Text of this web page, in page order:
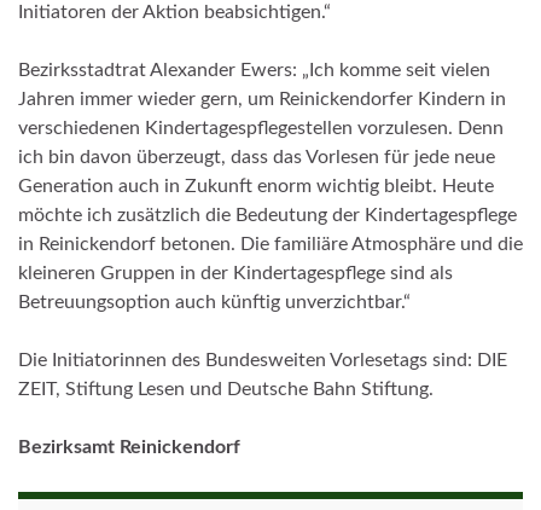
Initiatoren der Aktion beabsichtigen.“
Bezirksstadtrat Alexander Ewers: „Ich komme seit vielen
Jahren immer wieder gern, um Reinickendorfer Kindern in
verschiedenen Kindertagespflegestellen vorzulesen. Denn
ich bin davon überzeugt, dass das Vorlesen für jede neue
Generation auch in Zukunft enorm wichtig bleibt. Heute
möchte ich zusätzlich die Bedeutung der Kindertagespflege
in Reinickendorf betonen. Die familiäre Atmosphäre und die
kleineren Gruppen in der Kindertagespflege sind als
Betreuungsoption auch künftig unverzichtbar.“
Die Initiatorinnen des Bundesweiten Vorlesetags sind: DIE
ZEIT, Stiftung Lesen und Deutsche Bahn Stiftung.
Bezirksamt Reinickendorf